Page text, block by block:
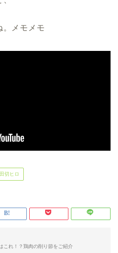
。メモメモ
切ヒロ
これ！？鶏肉の削り節をご紹介